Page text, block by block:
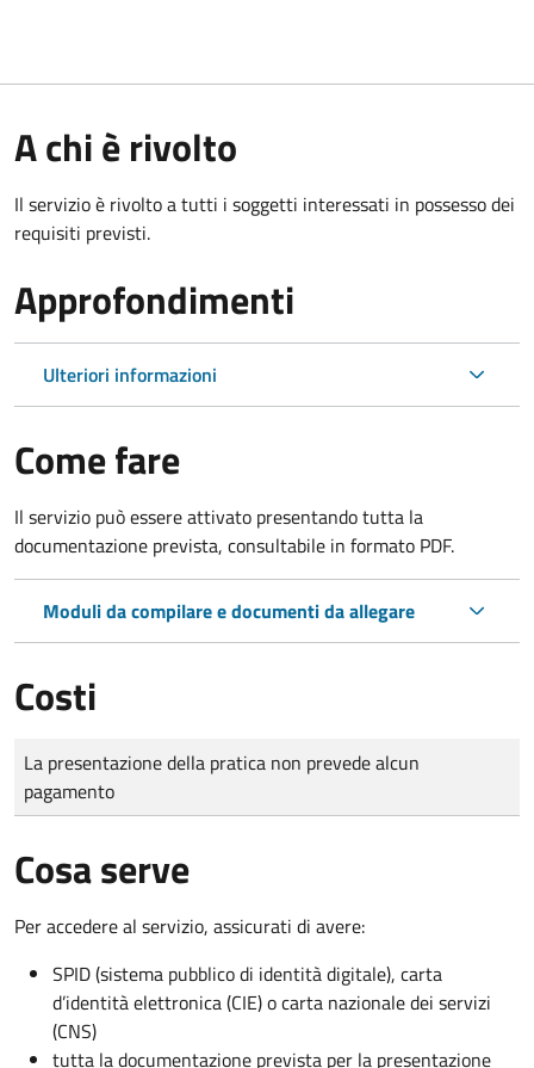
A chi è rivolto
Il servizio è rivolto a tutti i soggetti interessati in possesso dei
requisiti previsti.
Approfondimenti
Ulteriori informazioni
Come fare
Il servizio può essere attivato presentando tutta la
documentazione prevista, consultabile in formato PDF.
Moduli da compilare e documenti da allegare
Costi
Tipo di pagamento
Importo
La presentazione della pratica non prevede alcun
pagamento
Cosa serve
Per accedere al servizio, assicurati di avere:
SPID (sistema pubblico di identità digitale), carta
d’identità elettronica (CIE) o carta nazionale dei servizi
(CNS)
tutta la documentazione prevista per la presentazione